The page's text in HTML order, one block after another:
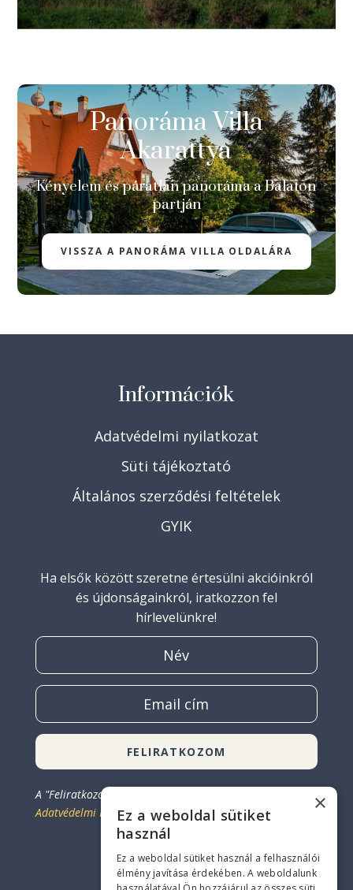
Panoráma Villa
Akarattya
Kényelem és páratlan panoráma a Balaton
partján
VISSZA A PANORÁMA VILLA OLDALÁRA
Elérhetőség
+36 30 455 0598
Információk
Adatvédelmi nyilatkozat
Süti tájékoztató
Általános szerződési feltételek
GYIK
Ha elsők között szeretne értesülni akcióinkról
és újdonságainkról, iratkozzon fel
hírlevelünkre!
FELIRATKOZOM
A "Feliratkozom" gombra kattintással egyetért az
Adatvédelmi Irányelvekkel.
×
Ez a weboldal sütiket
használ
Ez a weboldal sütiket használ a felhasználói
élmény javítása érdekében. A weboldalunk